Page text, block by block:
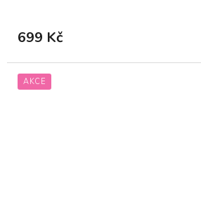
699 Kč
AKCE